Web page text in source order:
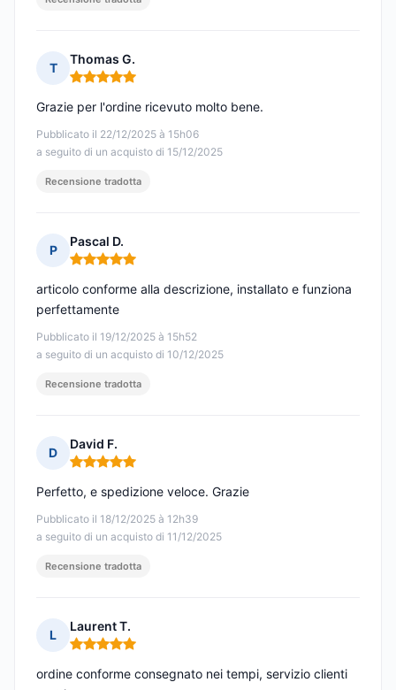
T
Thomas G.
Nota: 5 su 5
Pubblicato il 22/12/2025 à 15h06
a seguito di un acquisto di 15/12/2025
Grazie per l'ordine ricevuto molto bene.
Recensione tradotta
P
Pascal D.
Nota: 5 su 5
Pubblicato il 19/12/2025 à 15h52
a seguito di un acquisto di 10/12/2025
articolo conforme alla descrizione, installato e funziona
perfettamente
Recensione tradotta
D
David F.
Nota: 5 su 5
Pubblicato il 18/12/2025 à 12h39
a seguito di un acquisto di 11/12/2025
Perfetto, e spedizione veloce. Grazie
Recensione tradotta
L
Laurent T.
Nota: 5 su 5
ordine conforme consegnato nei tempi, servizio clienti